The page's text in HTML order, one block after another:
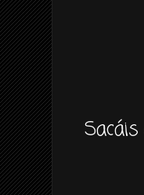
Sacáis